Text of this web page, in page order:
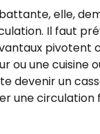
elle,
Il faut
pivotent
ou une cuisine
devenir un
une circulation